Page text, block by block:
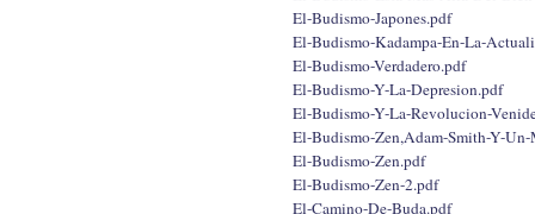
El-Budismo-Japones.pdf
El-Budismo-Kadampa-En-La-
El-Budismo-Verdadero.pdf
El-Budismo-Y-La-Depresion.pdf
El-Budismo-Y-La-Revolucion-
El-Budismo-Zen,Adam-Smith-Y-
El-Budismo-Zen.pdf
El-Budismo-Zen-2.pdf
El-Camino-De-Buda.pdf